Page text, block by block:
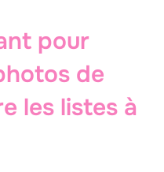
pour
de
les listes à